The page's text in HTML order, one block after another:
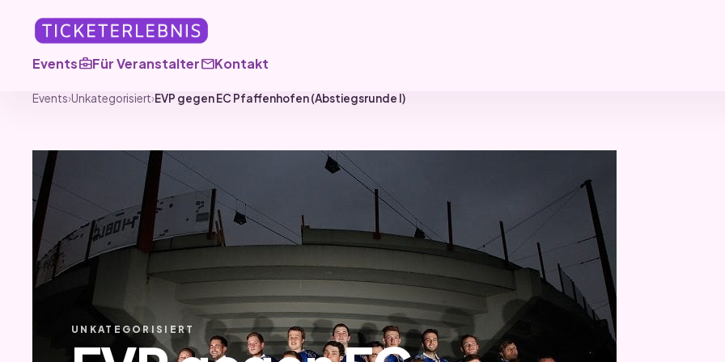
Eventsbusiness_centerFür VeranstaltermailKontakt
Events›Unkategorisiert›EVP gegen EC Pfaffenhofen (Abstiegsrunde I)
UNKATEGORISIERT